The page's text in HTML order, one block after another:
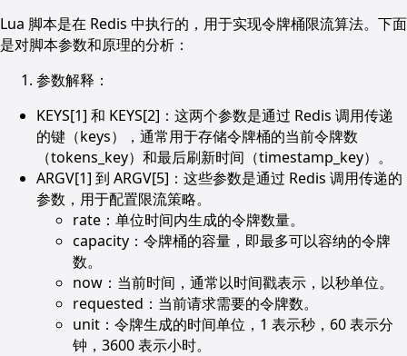
Lua 脚本是在 Redis 中执行的，用于实现令牌桶限流算法。下面
是对脚本参数和原理的分析：
参数解释：
KEYS[1] 和 KEYS[2]：这两个参数是通过 Redis 调用传递
的键（keys），通常用于存储令牌桶的当前令牌数
（tokens_key）和最后刷新时间（timestamp_key）。
ARGV[1] 到 ARGV[5]：这些参数是通过 Redis 调用传递的
参数，用于配置限流策略。
rate：单位时间内生成的令牌数量。
capacity：令牌桶的容量，即最多可以容纳的令牌
数。
now：当前时间，通常以时间戳表示，以秒单位。
requested：当前请求需要的令牌数。
unit：令牌生成的时间单位，1 表示秒，60 表示分
钟，3600 表示小时。